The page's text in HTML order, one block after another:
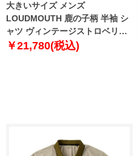
大きいサイズ メンズ
LOUDMOUTH 鹿の子柄 半袖 シ
ャツ ヴィンテージストロベリー
ズ 1278-3255-2 3L 4L 5L 6L
￥21,780(税込)